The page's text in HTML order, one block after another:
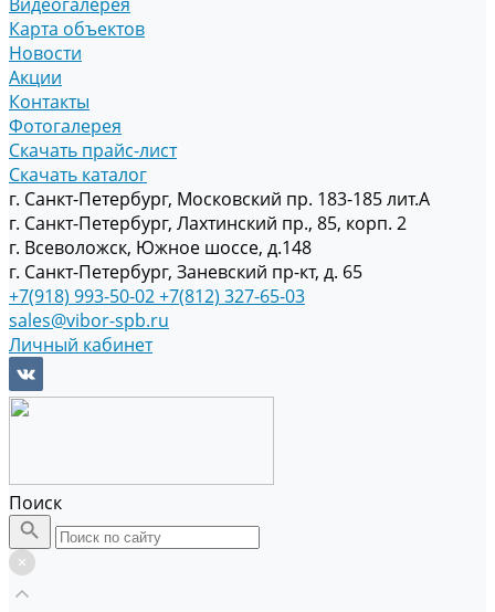
Карта объектов
Новости
Акции
Контакты
Фотогалерея
Скачать прайс-лист
Скачать каталог
г. Санкт-Петербург, Московский пр. 183-185 лит.А
г. Санкт-Петербург, Лахтинский пр., 85, корп. 2
г. Всеволожск, Южное шоссе, д.148
г. Санкт-Петербург, Заневский пр-кт, д. 65
+7(918) 993-50-02+7(812) 327-65-03
sales@vibor-spb.ru
Личный кабинет
Поиск